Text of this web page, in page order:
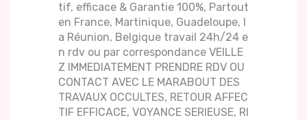
tif, efficace & Garantie 100%, Partout
en France, Martinique, Guadeloupe, l
a Réunion, Belgique travail 24h/24 e
n rdv ou par correspondance VEILLE
Z IMMEDIATEMENT PRENDRE RDV OU
CONTACT AVEC LE MARABOUT DES
TRAVAUX OCCULTES, RETOUR AFFEC
TIF EFFICACE, VOYANCE SERIEUSE, RI